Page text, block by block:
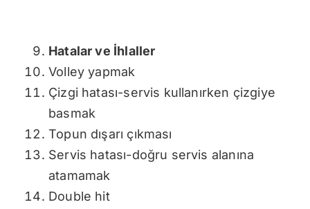
Hatalar ve İhlaller
Volley yapmak
Çizgi hatası-servis kullanırken çizgiye
basmak
Topun dışarı çıkması
Servis hatası-doğru servis alanına
atamamak
Double hit